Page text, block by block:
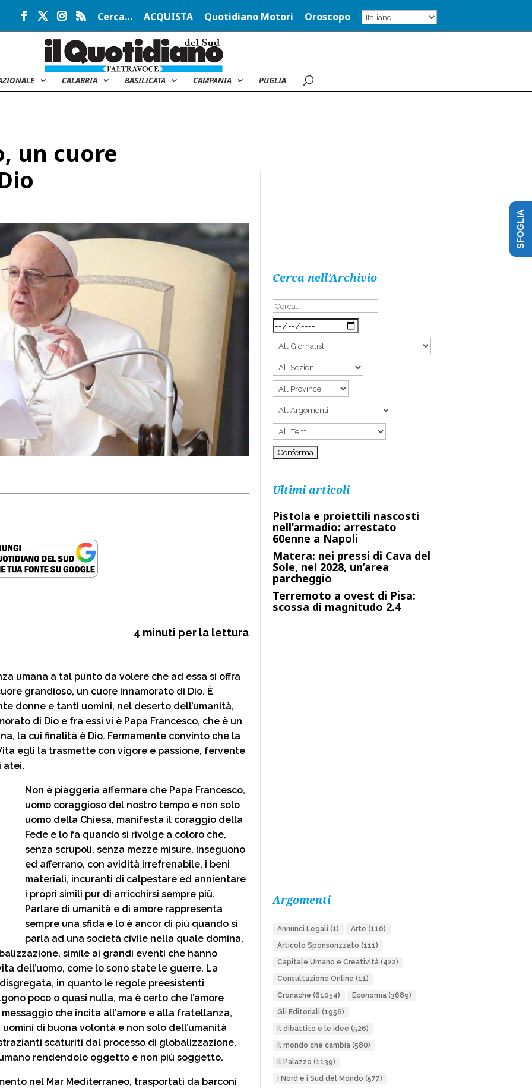
Cerca… ACQUISTA Quotidiano Motori Oroscopo
CALABRIA BASILICATA CAMPANIA PUGLIA
un cuore
4 minuti per la lettura
umana a tal punto da volere che ad essa si offra
grandioso, un cuore innamorato di Dio. È
donne e tanti uomini, nel deserto dell’umanità,
di Dio e fra essi vi è Papa Francesco, che è un
la cui finalità è Dio. Fermamente convinto che la
egli la trasmette con vigore e passione, fervente
atei.
Non è piaggeria affermare che Papa Francesco,
uomo coraggioso del nostro tempo e non solo
uomo della Chiesa, manifesta il coraggio della
Fede e lo fa quando si rivolge a coloro che,
senza scrupoli, senza mezze misure, inseguono
ed afferrano, con avidità irrefrenabile, i beni
materiali, incuranti di calpestare ed annientare
i propri simili pur di arricchirsi sempre più.
Parlare di umanità e di amore rappresenta
sempre una sfida e lo è ancor di più quando si
parla ad una società civile nella quale domina,
simile ai grandi eventi che hanno
dell’uomo, come lo sono state le guerre. La
in quanto le regole preesistenti
poco o quasi nulla, ma è certo che l’amore
che incita all’amore e alla fratellanza,
di buona volontà e non solo dell’umanità
scaturiti dal processo di globalizzazione,
rendendolo oggetto e non più soggetto.
nel Mar Mediterraneo, trasportati da barconi
Cerca nell’Archivio
Ultimi articoli
Pistola e proiettili nascosti
nell’armadio: arrestato
60enne a Napoli
Matera: nei pressi di Cava del
Sole, nel 2028, un’area
parcheggio
Terremoto a ovest di Pisa:
scossa di magnitudo 2.4
Argomenti
Annunci Legali (1) Arte (110)
Articolo Sponsorizzato (111)
Capitale Umano e Creatività(422)
Consultazione Online (11)
Cronache (61054) Economia(3689)
Gli Editoriali (1956)
Il dibattito e le idee (526)
Il mondo che cambia(580)
Il Palazzo (1139)
I Nord e i Sud del Mondo (577)
SFOGLIA